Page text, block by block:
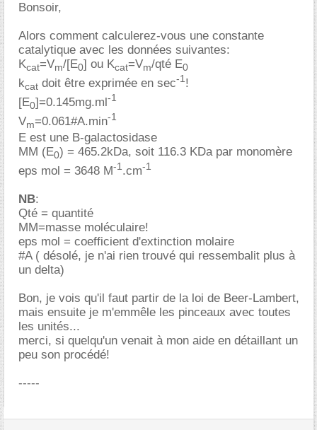
Bonsoir,
Alors comment calculerez-vous une constante
catalytique avec les données suivantes:
Kcat=Vm/[E0] ou Kcat=Vm/qté E0
kcat doit être exprimée en sec-1!
[E0]=0.145mg.ml-1
Vm=0.061#A.min-1
E est une B-galactosidase
MM (E0) = 465.2kDa, soit 116.3 KDa par monomère
eps mol = 3648 M-1 .cm-1
NB:
Qté = quantité
MM=masse moléculaire!
eps mol = coefficient d'extinction molaire
#A ( désolé, je n'ai rien trouvé qui ressembalit plus à
un delta)
Bon, je vois qu'il faut partir de la loi de Beer-Lambert,
mais ensuite je m'emmêle les pinceaux avec toutes
les unités...
merci, si quelqu'un venait à mon aide en détaillant un
peu son procédé!
-----